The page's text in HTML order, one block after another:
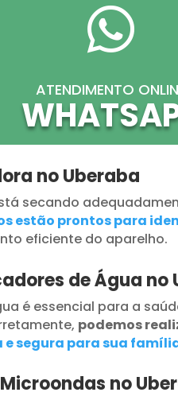

ATENDIMENTO
no Uberaba
secando
estão prontos para
eficiente do aparelho.
de Água no
é essencial para a
podemos
segura para sua
no